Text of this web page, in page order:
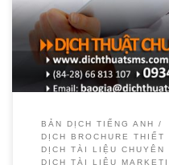
ngành y dược nói riêng. Chúng
BẢN DỊCH TIẾNG ANH
DỊCH BROCHURE THIẾT
DỊCH TÀI LIỆU CHUYÊN
DỊCH TÀI LIỆU